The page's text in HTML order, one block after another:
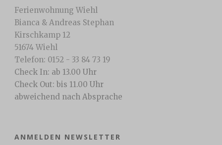
Ferienwohnung Wiehl
Bianca & Andreas Stephan
Kirschkamp 12
51674 Wiehl
Telefon: 0152 - 33 84 73 19
Check In: ab 13.00 Uhr
Check Out: bis 11.00 Uhr
abweichend nach Absprache
ANMELDEN NEWSLETTER